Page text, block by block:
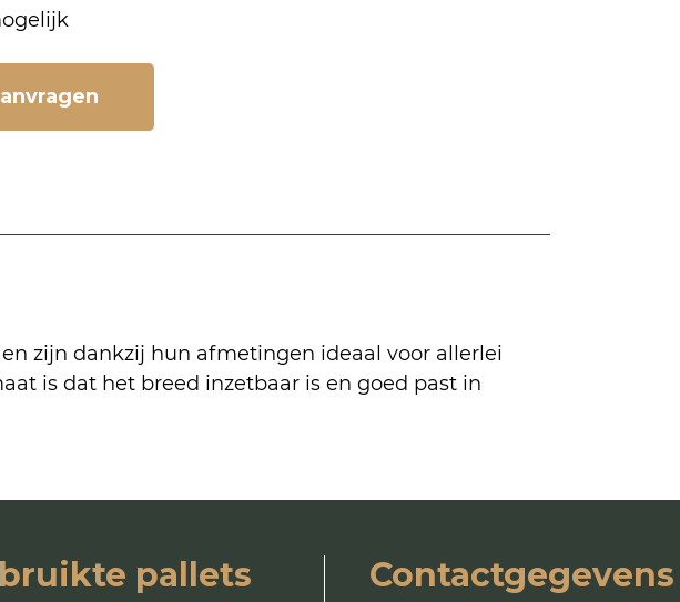
zijn dankzij hun afmetingen ideaal voor allerlei
is dat het breed inzetbaar is en goed past in
pallets Contactgegevens